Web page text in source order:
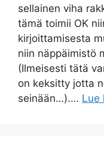
sellainen viha
tämä toimii OK
kirjoittamisesta
niin näppäimistö
(Ilmeisesti tätä
on keksitty jotta
seinään…).… Lue